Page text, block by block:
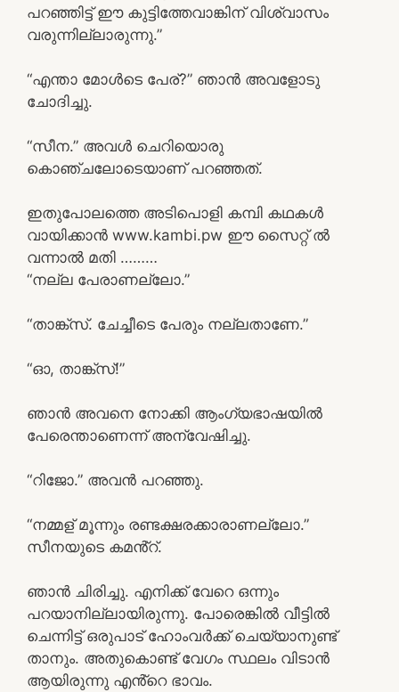
പറഞ്ഞിട്ട് ഈ കുട്ടിത്തേവാങ്കിന് വിശ്വാസം
വരുന്നില്ലാരുന്നു.”
“എന്താ മോൾടെ പേര്?” ഞാൻ അവളോടു
ചോദിച്ചു.
“സീന.” അവൾ ചെറിയൊരു
കൊഞ്ചലോടെയാണ് പറഞ്ഞത്.
ഇതുപോലത്തെ അടിപൊളി കമ്പി കഥകൾ
വായിക്കാൻ www.kambi.pw ഈ സൈറ്റ് ൽ
വന്നാൽ മതി ………
“നല്ല പേരാണല്ലോ.”
“താങ്ക്സ്. ചേച്ചീടെ പേരും നല്ലതാണേ.”
“ഓ, താങ്ക്സ്!”
ഞാൻ അവനെ നോക്കി ആംഗ്യഭാഷയിൽ
പേരെന്താണെന്ന് അന്വേഷിച്ചു.
“റിജോ.” അവൻ പറഞ്ഞു.
“നമ്മള് മൂന്നും രണ്ടക്ഷരക്കാരാണല്ലോ.”
സീനയുടെ കമൻ്റ്.
ഞാൻ ചിരിച്ചു. എനിക്ക് വേറെ ഒന്നും
പറയാനില്ലായിരുന്നു. പോരെങ്കിൽ വീട്ടിൽ
ചെന്നിട്ട് ഒരുപാട് ഹോംവർക്ക് ചെയ്യാനുണ്ട്
താനും. അതുകൊണ്ട് വേഗം സ്ഥലം വിടാൻ
ആയിരുന്നു എൻ്റെ ഭാവം.